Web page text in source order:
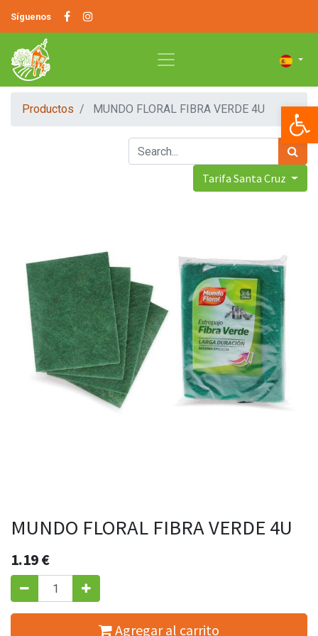
Síguenos
Productos MUNDO FLORAL FIBRA VERDE 4U
Tarifa Santa Cruz
MUNDO FLORAL FIBRA VERDE 4U
1.19€
Agregar al carrito